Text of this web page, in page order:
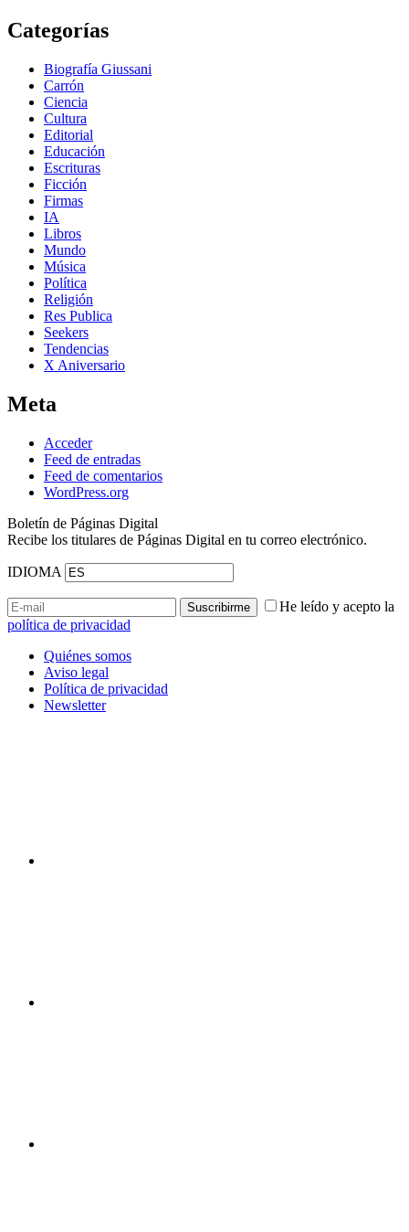
Categorías
Biografía Giussani
Carrón
Ciencia
Cultura
Editorial
Educación
Escrituras
Ficción
Firmas
IA
Libros
Mundo
Música
Política
Religión
Res Publica
Seekers
Tendencias
X Aniversario
Meta
Acceder
Feed de entradas
Feed de comentarios
WordPress.org
Boletín de Páginas Digital
Recibe los titulares de Páginas Digital en tu correo electrónico.
IDIOMA
He leído y acepto la
política de privacidad
Quiénes somos
Aviso legal
Política de privacidad
Newsletter